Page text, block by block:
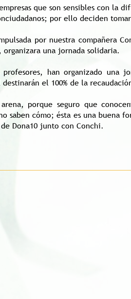
que son sensibles con la
por ello deciden
por nuestra compañera
una jornada solidaria.
han organizado una
el 100% de la
porque seguro que
saben cómo; ésta es una buena
Dona10 junto con Conchi.